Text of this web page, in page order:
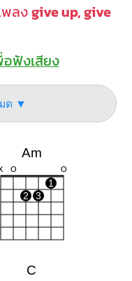
พลงgive up, give
ฟังเสียง
ด ▼
Am
O O
1
2
3
C